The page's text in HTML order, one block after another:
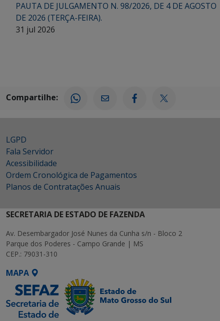
PAUTA DE JULGAMENTO N. 98/2026, DE 4 DE AGOSTO
DE 2026 (TERÇA-FEIRA).
31 jul 2026
Compartilhe:
LGPD
Fala Servidor
Acessibilidade
Ordem Cronológica de Pagamentos
Planos de Contratações Anuais
SECRETARIA DE ESTADO DE FAZENDA
Av. Desembargador José Nunes da Cunha s/n - Bloco 2
Parque dos Poderes - Campo Grande | MS
CEP.: 79031-310
MAPA